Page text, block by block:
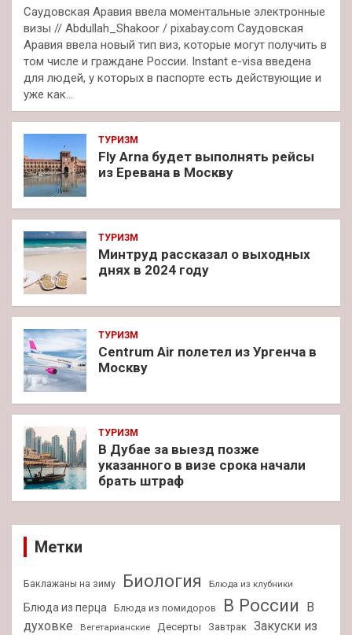
Саудовская Аравия ввела моментальные электронные
визы // Abdullah_Shakoor / pixabay.com Саудовская
Аравия ввела новый тип виз, которые могут получить в
том числе и граждане России. Instant e-visa введена
для людей, у которых в паспорте есть действующие и
уже как…
ТУРИЗМ
Fly Arna будет выполнять рейсы
из Еревана в Москву
ТУРИЗМ
Минтруд рассказал о выходных
днях в 2024 году
ТУРИЗМ
Centrum Air полетел из Ургенча в
Москву
ТУРИЗМ
В Дубае за выезд позже
указанного в визе срока начали
брать штраф
Метки
Баклажаны на зиму Биология Блюда из клубники
Блюда из перца Блюда из помидоров В России
В
духовке
Вегетарианские Десерты Завтрак Закуски из